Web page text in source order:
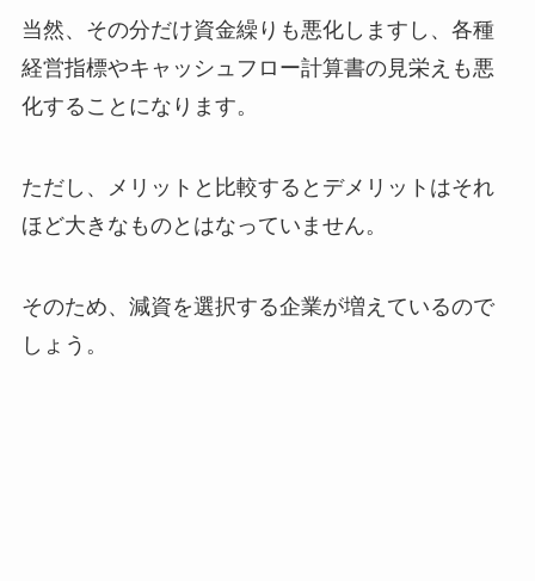
当然、その分だけ資金繰りも悪化しますし、各種
経営指標やキャッシュフロー計算書の見栄えも悪
化することになります。
ただし、メリットと比較するとデメリットはそれ
ほど大きなものとはなっていません。
そのため、減資を選択する企業が増えているので
しょう。